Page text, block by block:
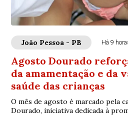
João Pessoa - PB Há 9
Agosto Dourado
da amamentação e da
saúde das crianças
O mês de agosto é marcado pela
Dourado, iniciativa dedicada à